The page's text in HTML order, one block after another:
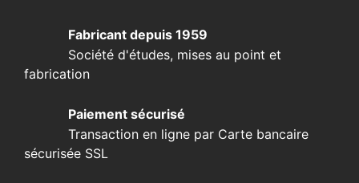
Fabricant depuis 1959
Société d'études, mises au point et
fabrication
Paiement sécurisé
Transaction en ligne par Carte bancaire
sécurisée SSL